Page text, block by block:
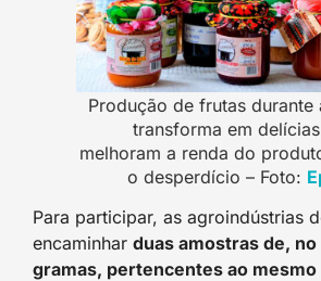
Produção de frutas durante
transforma em
melhoram a renda do
o desperdício – Foto:
Para participar, as agroindústrias
encaminhar duas amostras de,
gramas, pertencentes ao mesmo